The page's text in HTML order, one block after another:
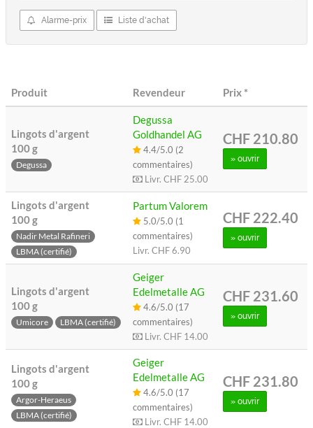
Alarme-prix Liste d'achat
Produit Revendeur Prix*
Lingots d'argent
100 g
Degussa
Degussa
Goldhandel AG
4.4/5.0 (2
commentaires)
Livr. CHF 25.00
CHF 210.80
» ouvrir
Lingots d'argent
100 g
Nadir Metal Rafineri
LBMA (certifié)
Partum Valorem
5.0/5.0 (1
commentaires)
Livr. CHF 6.90
CHF 222.40
» ouvrir
Lingots d'argent
100 g
Umicore LBMA (certifié)
Geiger
Edelmetalle AG
4.6/5.0 (17
commentaires)
Livr. CHF 14.00
CHF 231.60
» ouvrir
Lingots d'argent
100 g
Argor-Heraeus
LBMA (certifié)
Geiger
Edelmetalle AG
4.6/5.0 (17
commentaires)
Livr. CHF 14.00
CHF 231.80
» ouvrir